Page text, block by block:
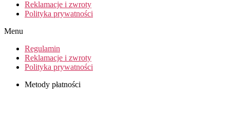
Reklamacje i zwroty
Polityka prywatności
Menu
Regulamin
Reklamacje i zwroty
Polityka prywatności
Metody płatności